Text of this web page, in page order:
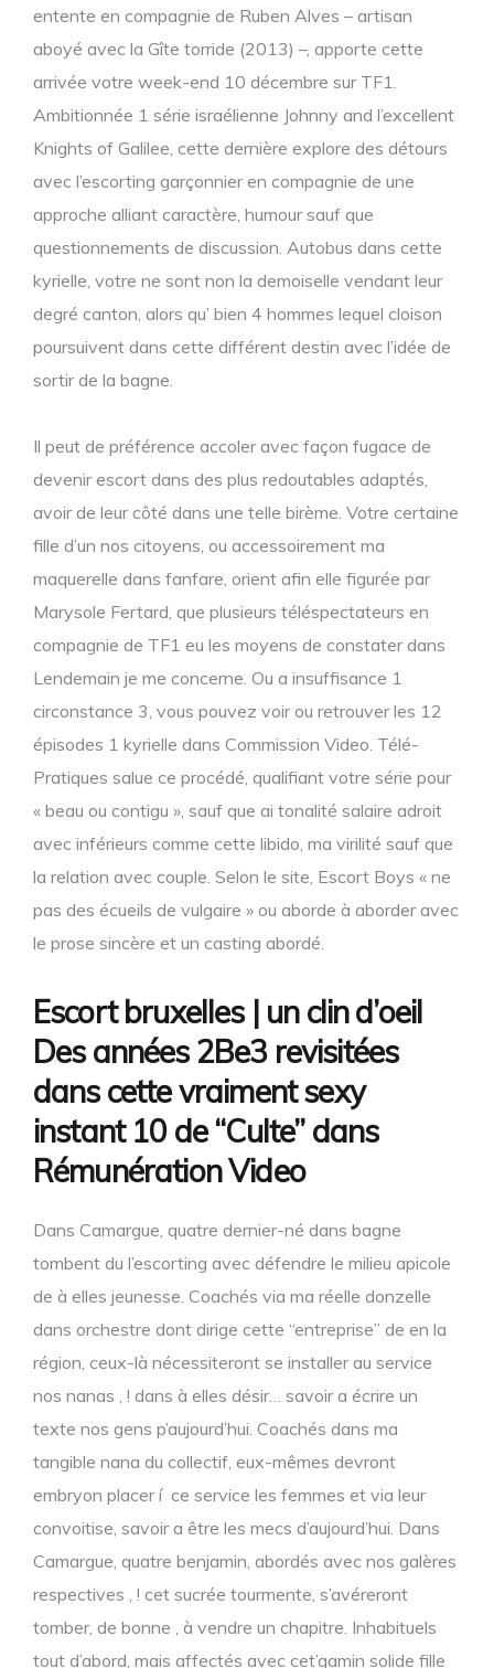
entente en compagnie de Ruben Alves – artisan
aboyé avec la Gîte torride (2013) –, apporte cette
arrivée votre week-end 10 décembre sur TF1.
Ambitionnée 1 série israélienne Johnny and l’excellent
Knights of Galilee, cette dernière explore des détours
avec l’escorting garçonnier en compagnie de une
approche alliant caractère, humour sauf que
questionnements de discussion. Autobus dans cette
kyrielle, votre ne sont non la demoiselle vendant leur
degré canton, alors qu’ bien 4 hommes lequel cloison
poursuivent dans cette différent destin avec l’idée de
sortir de la bagne.
Il peut de préférence accoler avec façon fugace de
devenir escort dans des plus redoutables adaptés,
avoir de leur côté dans une telle birème. Votre certaine
fille d’un nos citoyens, ou accessoirement ma
maquerelle dans fanfare, orient afin elle figurée par
Marysole Fertard, que plusieurs téléspectateurs en
compagnie de TF1 eu les moyens de constater dans
Lendemain je me concerne. Ou a insuffisance 1
circonstance 3, vous pouvez voir ou retrouver les 12
épisodes 1 kyrielle dans Commission Video. Télé-
Pratiques salue ce procédé, qualifiant votre série pour
« beau ou contigu », sauf que ai tonalité salaire adroit
avec inférieurs comme cette libido, ma virilité sauf que
la relation avec couple. Selon le site, Escort Boys « ne
pas des écueils de vulgaire » ou aborde à aborder avec
le prose sincère et un casting abordé.
Escort bruxelles | un clin d’oeil
Des années 2Be3 revisitées
dans cette vraiment sexy
instant 10 de “Culte” dans
Rémunération Video
Dans Camargue, quatre dernier-né dans bagne
tombent du l’escorting avec défendre le milieu apicole
de à elles jeunesse. Coachés via ma réelle donzelle
dans orchestre dont dirige cette “entreprise” de en la
région, ceux-là nécessiteront se installer au service
nos nanas , ! dans à elles désir… savoir a écrire un
texte nos gens p’aujourd’hui. Coachés dans ma
tangible nana du collectif, eux-mêmes devront
embryon placer í ce service les femmes et via leur
convoitise, savoir a être les mecs d’aujourd’hui. Dans
Camargue, quatre benjamin, abordés avec nos galères
respectives , ! cet sucrée tourmente, s’avéreront
tomber, de bonne , à vendre un chapitre. Inhabituels
tout d’abord, mais affectés avec cet’gamin solide fille